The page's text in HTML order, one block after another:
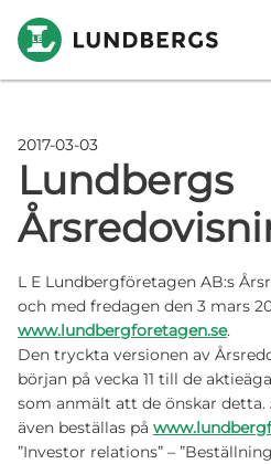
Hoppa till huvudinnehåll
2017-03-03
Lundbergs
L E Lundbergföretagen AB:s
och med fredagen den 3 mars
www.lundbergforetagen.se.
Den tryckta versionen av
början på vecka 11 till de
som anmält att de önskar detta.
även beställas på
”Investor relations” –